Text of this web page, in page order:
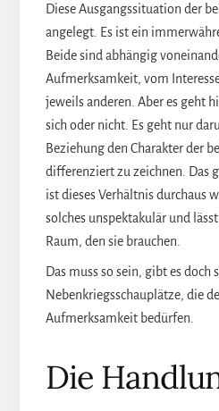
Diese Ausgangssituation der
angelegt. Es ist ein
Beide sind abhängig
Aufmerksamkeit, vom
jeweils anderen. Aber es geht
sich oder nicht. Es geht nur
Beziehung den Charakter der
differenziert zu zeichnen. Das
ist dieses Verhältnis durchaus
solches unspektakulär und
Raum, den sie brauchen.
Das muss so sein, gibt es doch
Nebenkriegsschauplätze, die
Aufmerksamkeit bedürfen.
Die